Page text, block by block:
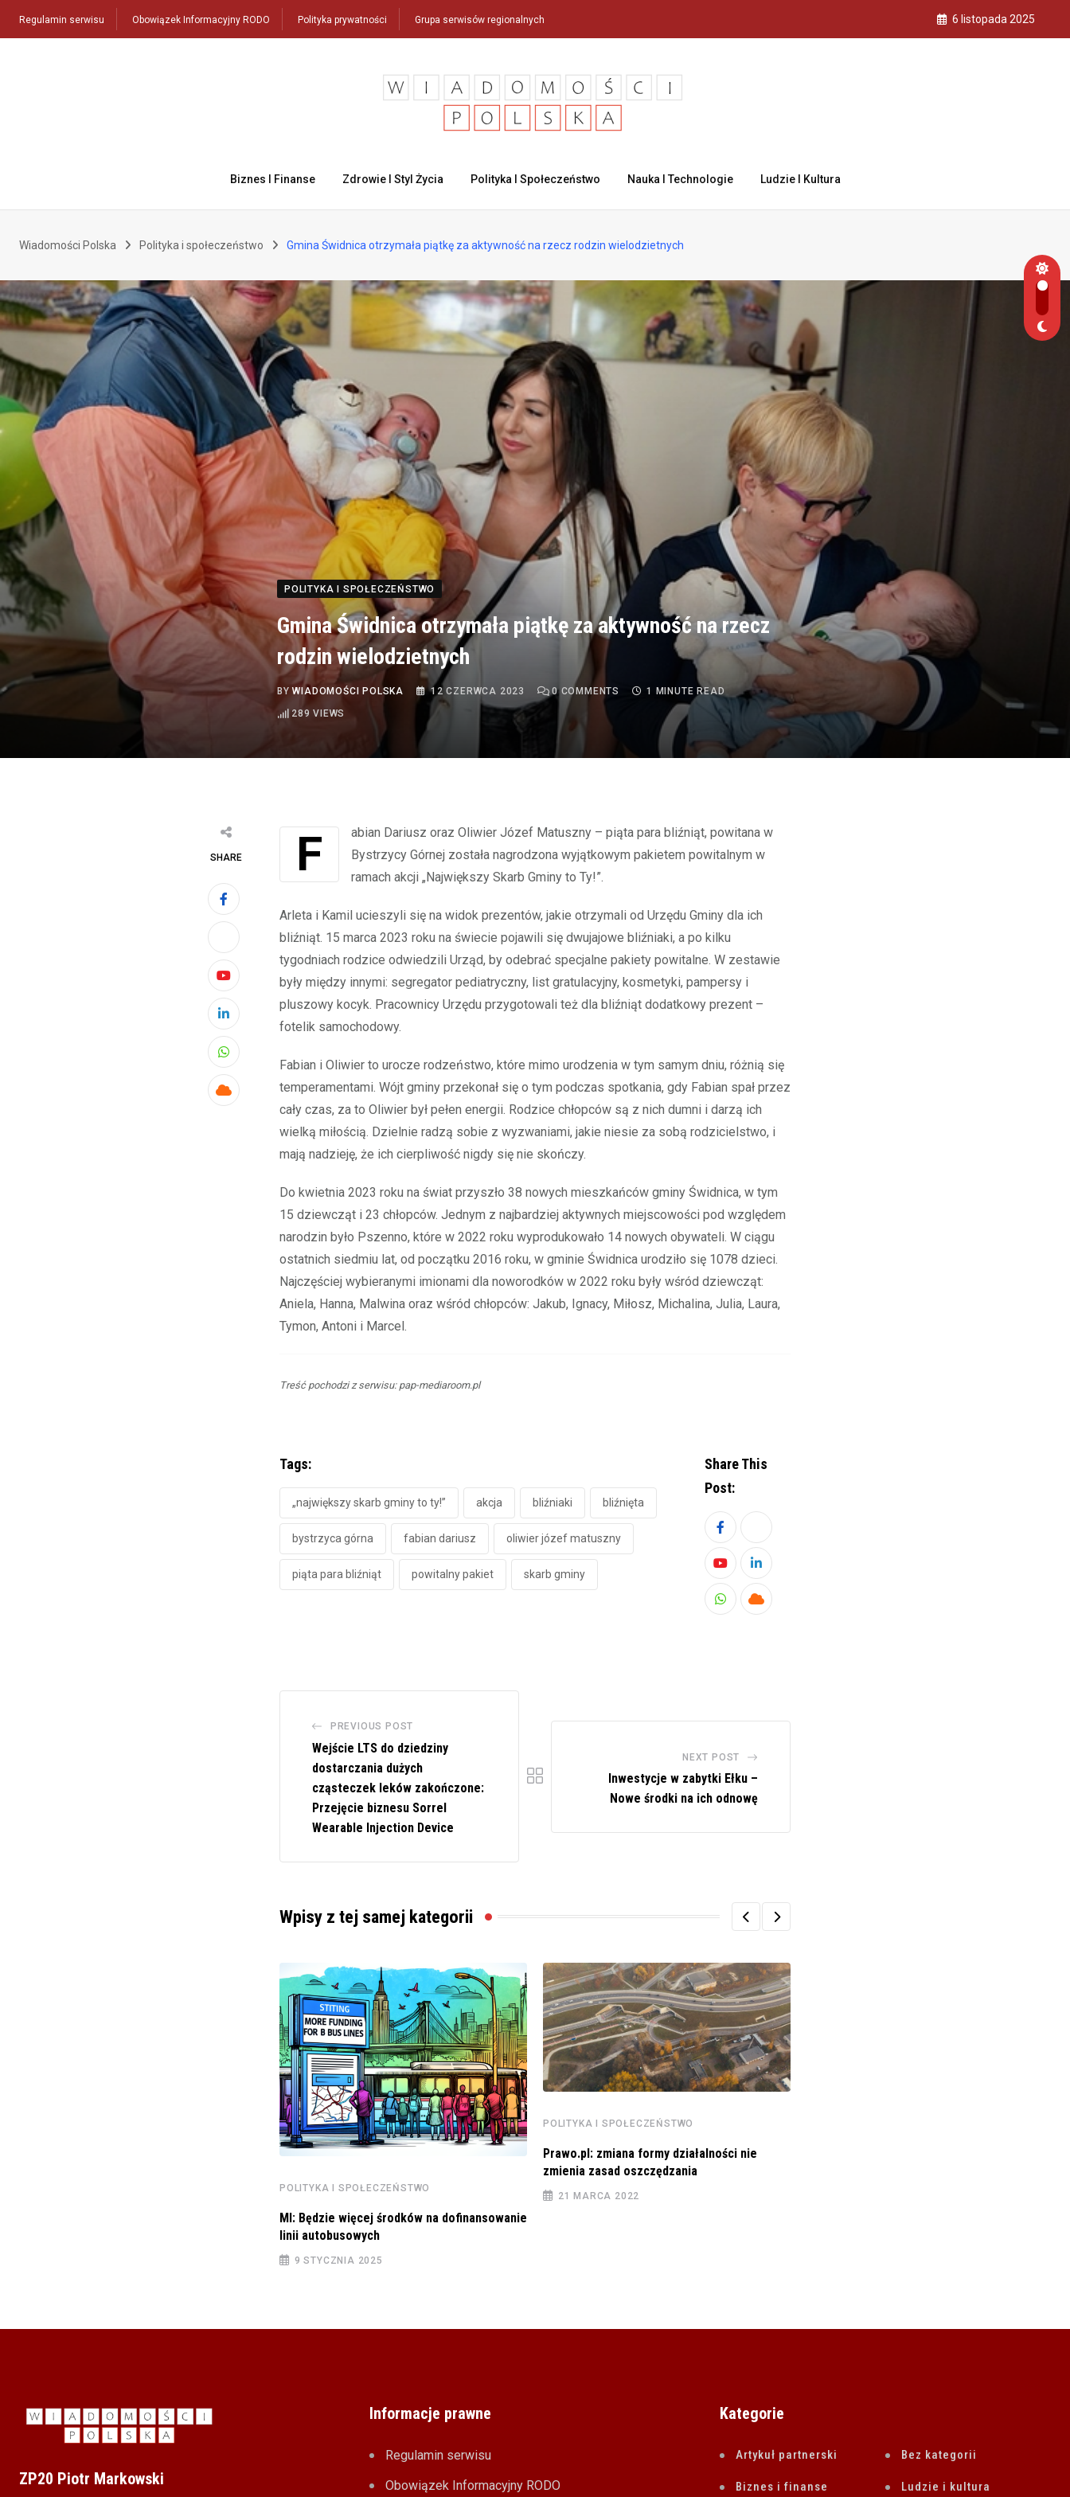
Regulamin serwisu Obowiązek Informacyjny RODO Polityka prywatności Grupa serwisów regionalnych 6 listopada 2025
Biznes I Finanse Zdrowie I Styl Życia Polityka I Społeczeństwo Nauka I Technologie Ludzie I Kultura
Wiadomości Polska Polityka i społeczeństwo Gmina Świdnica otrzymała piątkę za aktywność na rzecz rodzin wielodzietnych
POLITYKA I SPOŁECZEŃSTWO
Gmina Świdnica otrzymała piątkę za aktywność na rzecz
rodzin wielodzietnych
BYWIADOMOŚCI POLSKA 12 CZERWCA 2023 0COMMENTS
1 MINUTE READ
289 VIEWS
SHARE
Youtube
LinkedIn
Whatsapp
Cloud
Fabian Dariusz oraz Oliwier Józef Matuszny – piąta para bliźniąt, powitana w
Bystrzycy Górnej została nagrodzona wyjątkowym pakietem powitalnym w
ramach akcji „Największy Skarb Gminy to Ty!”.
Arleta i Kamil ucieszyli się na widok prezentów, jakie otrzymali od Urzędu Gminy dla ich
bliźniąt. 15 marca 2023 roku na świecie pojawili się dwujajowe bliźniaki, a po kilku
tygodniach rodzice odwiedzili Urząd, by odebrać specjalne pakiety powitalne. W zestawie
były między innymi: segregator pediatryczny, list gratulacyjny, kosmetyki, pampersy i
pluszowy kocyk. Pracownicy Urzędu przygotowali też dla bliźniąt dodatkowy prezent –
fotelik samochodowy.
Fabian i Oliwier to urocze rodzeństwo, które mimo urodzenia w tym samym dniu, różnią się
temperamentami. Wójt gminy przekonał się o tym podczas spotkania, gdy Fabian spał przez
cały czas, za to Oliwier był pełen energii. Rodzice chłopców są z nich dumni i darzą ich
wielką miłością. Dzielnie radzą sobie z wyzwaniami, jakie niesie za sobą rodzicielstwo, i
mają nadzieję, że ich cierpliwość nigdy się nie skończy.
Do kwietnia 2023 roku na świat przyszło 38 nowych mieszkańców gminy Świdnica, w tym
15 dziewcząt i 23 chłopców. Jednym z najbardziej aktywnych miejscowości pod względem
narodzin było Pszenno, które w 2022 roku wyprodukowało 14 nowych obywateli. W ciągu
ostatnich siedmiu lat, od początku 2016 roku, w gminie Świdnica urodziło się 1078 dzieci.
Najczęściej wybieranymi imionami dla noworodków w 2022 roku były wśród dziewcząt:
Aniela, Hanna, Malwina oraz wśród chłopców: Jakub, Ignacy, Miłosz, Michalina, Julia, Laura,
Tymon, Antoni i Marcel.
Treść pochodzi z serwisu: pap-mediaroom.pl
Tags:
„największy skarb gminy to ty!” akcja bliźniaki bliźnięta
bystrzyca górna fabian dariusz oliwier józef matuszny
piąta para bliźniąt powitalny pakiet skarb gminy
Share This
Post:
YoutubeLinkedIn
Whatsapp
Cloud
PREVIOUS POST
Wejście LTS do dziedziny
dostarczania dużych
cząsteczek leków zakończone:
Przejęcie biznesu Sorrel
Wearable Injection Device
NEXT POST
Inwestycje w zabytki Ełku –
Nowe środki na ich odnowę
Wpisy z tej samej kategorii
POLITYKA I SPOŁECZEŃSTWO
MI: Będzie więcej środków na dofinansowanie
linii autobusowych
9 STYCZNIA 2025
POLITYKA I SPOŁECZEŃSTWO
Prawo.pl: zmiana formy działalności nie
zmienia zasad oszczędzania
21 MARCA 2022
ZP20 Piotr Markowski
Informacje prawne
Regulamin serwisu
Obowiązek Informacyjny RODO
Kategorie
Artykuł partnerski Bez kategorii
Biznes i finanse Ludzie i kultura